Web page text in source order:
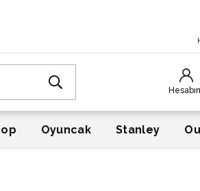
Oyuncak Stanley